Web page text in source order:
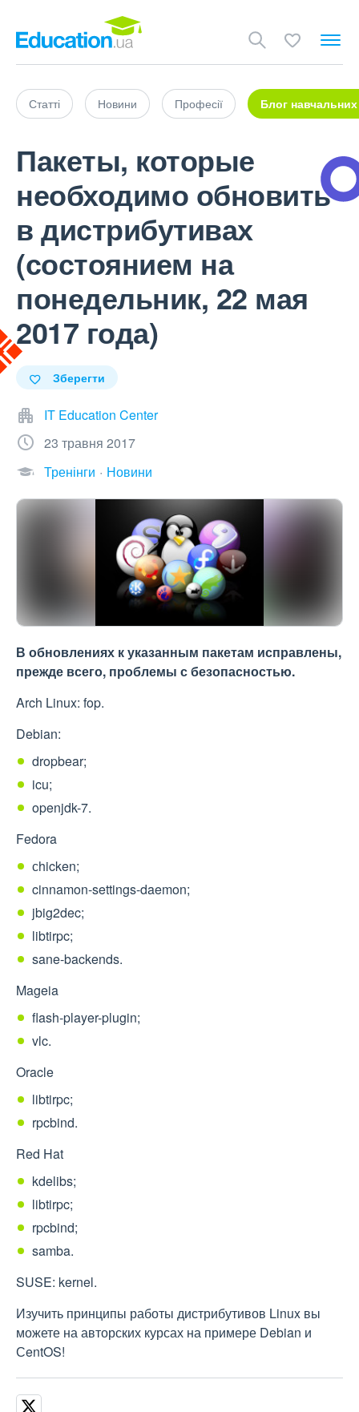
Статті Новини Професії Блог навчальних
Пакеты, которые
необходимо обновить
в дистрибутивах
(состоянием на
понедельник, 22 мая
2017 года)
Зберегти
IT Education Center
23 травня 2017
Тренінги
Новини
В обновлениях к указанным пакетам исправлены,
прежде всего, проблемы с безопасностью.
Arch Linux: fop.
Debian:
dropbear;
icu;
openjdk-7.
Fedora
сhicken;
cinnamon-settings-daemon;
jbig2dec;
libtirpc;
sane-backends.
Mageia
flash-player-plugin;
vlc.
Oracle
libtirpc;
rpcbind.
Red Hat
kdelibs;
libtirpc;
rpcbind;
samba.
SUSE: kernel.
Изучить принципы работы дистрибутивов Linux вы
можете на авторских курсах на примере Debian и
СentOS!